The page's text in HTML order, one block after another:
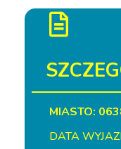
MIASTO:
DATA